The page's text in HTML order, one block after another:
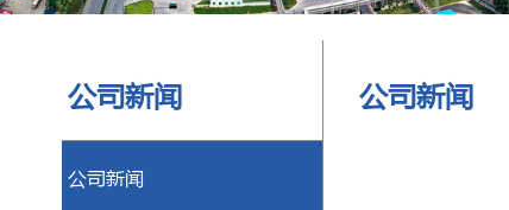
公司新闻
公司新闻
公司新闻